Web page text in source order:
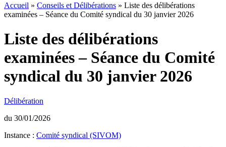
Accueil » Conseils et Délibérations » Liste des délibérations
examinées – Séance du Comité syndical du 30 janvier 2026
Liste des délibérations
examinées – Séance du Comité
syndical du 30 janvier 2026
Délibération
du 30/01/2026
Instance : Comité syndical (SIVOM)